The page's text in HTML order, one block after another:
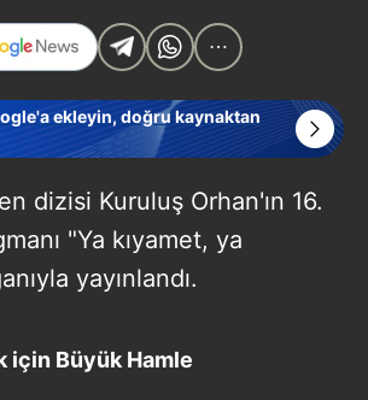
ekleyin, doğru kaynaktan
dizisi Kuruluş Orhan'ın 16.
"Ya kıyamet, ya
yayınlandı.
için Büyük Hamle